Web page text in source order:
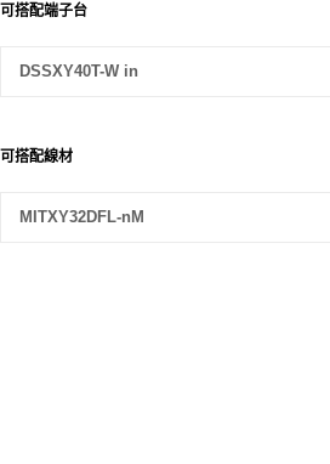
可搭配端子台
可搭配線材